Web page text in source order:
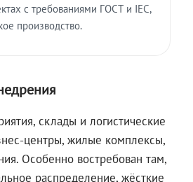
с требованиями ГОСТ и IEC,
производство.
склады и логистические
центры, жилые комплексы,
Особенно востребован там,
распределение, жёсткие